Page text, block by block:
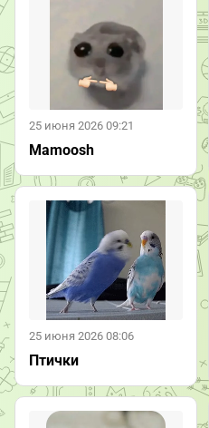
25 июня 2026 09:21
Mamoosh
25 июня 2026 08:06
Птички